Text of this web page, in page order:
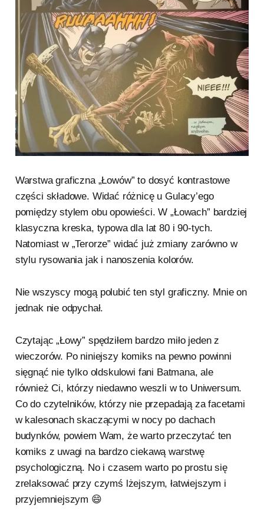
Warstwa graficzna „Łowów” to dosyć kontrastowe
części składowe. Widać różnicę u Gulacy’ego
pomiędzy stylem obu opowieści. W „Łowach” bardziej
klasyczna kreska, typowa dla lat 80 i 90-tych.
Natomiast w „Terorze” widać już zmiany zarówno w
stylu rysowania jak i nanoszenia kolorów.
Nie wszyscy mogą polubić ten styl graficzny. Mnie on
jednak nie odpychał.
Czytając „Łowy” spędziłem bardzo miło jeden z
wieczorów. Po niniejszy komiks na pewno powinni
sięgnąć nie tylko oldskulowi fani Batmana, ale
również Ci, którzy niedawno weszli w to Uniwersum.
Co do czytelników, którzy nie przepadają za facetami
w kalesonach skaczącymi w nocy po dachach
budynków, powiem Wam, że warto przeczytać ten
komiks z uwagi na bardzo ciekawą warstwę
psychologiczną. No i czasem warto po prostu się
zrelaksować przy czymś lżejszym, łatwiejszym i
przyjemniejszym 😄